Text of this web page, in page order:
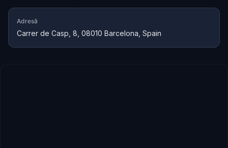
Adresă
Carrer de Casp, 8, 08010 Barcelona, Spain